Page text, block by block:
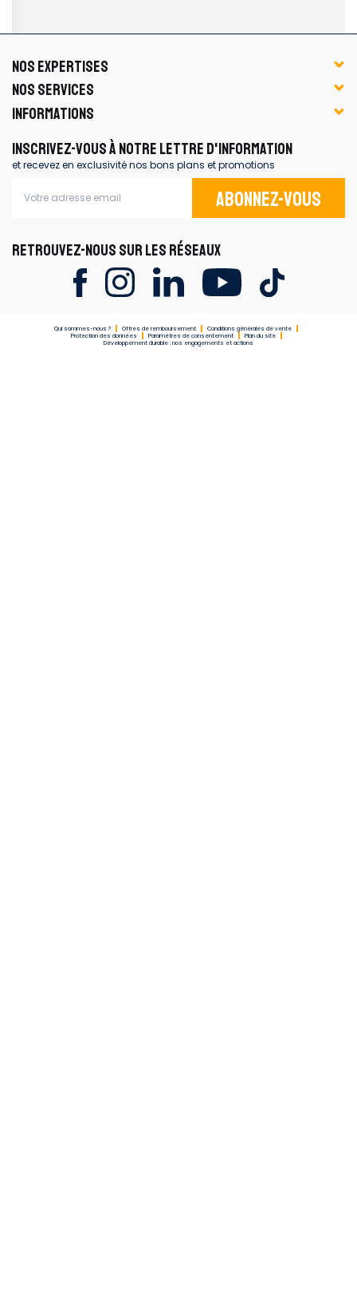
NOS EXPERTISES
NOS SERVICES
INFORMATIONS
INSCRIVEZ-VOUS À NOTRE LETTRE D'INFORMATION
et recevez en exclusivité nos bons plans et promotions
Abonnez-vous
RETROUVEZ-NOUS SUR LES RÉSEAUX
Qui sommes-nous ? Offres de remboursement
Conditions générales de vente
Protection des données
Paramètres de consentement
Plan du site
Développement durable : nos engagements et actions